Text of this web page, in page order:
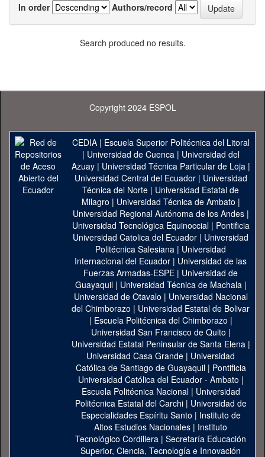
In order
Authors/record
Search produced no results.
Copyright 2024 ESPOL
CEDIA| Escuela Superior Politécnica del Litoral
| Universidad de Cuenca| Universidad del
Azuay| Universidad Técnica Particular de Loja|
Universidad Central del Ecuador| Universidad
Técnica del Norte | Universidad Estatal de
Milagro | Universidad Técnica de Ambato |
Universidad Regional Autónoma de los Andes|
Universidad Tecnológica Equinoccial| Pontificia
Universidad Catolica del Ecuador | Universidad
Politécnica Salesiana | Universidad
Internacional del Ecuador | Universidad de las
Fuerzas Armadas-ESPE | Universidad de
Guayaquil| Universidad Técnica de Machala|
Universidad de Otavalo | Universidad Nacional
del Chimborazo | Universidad Estatal de Bolivar
| Escuela Politécnica del Chimborazo |
Universidad San Francisco de Quito |
Universidad Estatal Peninsular de Santa Elena|
Universidad Casa Grande | Universidad
Católica de Santiago de Guayaquil| Pontificia
Universidad Católica del Ecuador - Ambato |
Escuela Politécnica Nacional| Universidad
Politécnica Estatal del Carchi| Universidad de
Especialidades Espíritu Santo | Instituto de
Altos Estudios Nacionales | Instituto
Tecnológico Cordillera | Secretaría Educación
Superior, Ciencia, Tecnología e Innovación